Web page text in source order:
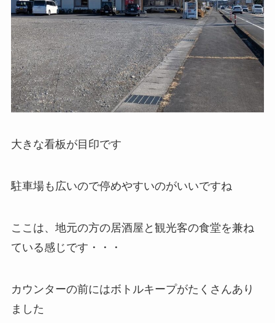
大きな看板が目印です
駐車場も広いので停めやすいのがいいですね
ここは、地元の方の居酒屋と観光客の食堂を兼ね
ている感じです・・・
カウンターの前にはボトルキープがたくさんあり
ました